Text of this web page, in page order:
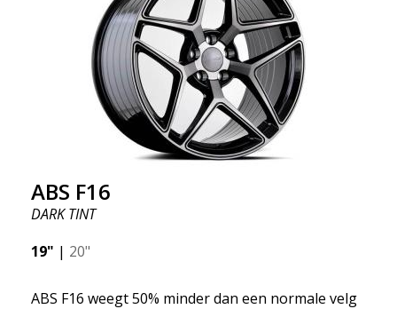
ABS F16
DARK TINT
19" | 20"
ABS F16 weegt 50% minder dan een normale velg